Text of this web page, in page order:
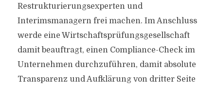
Restrukturierungsexperten und
Interimsmanagern frei machen. Im Anschluss
werde eine Wirtschaftsprüfungsgesellschaft
damit beauftragt, einen Compliance-Check im
Unternehmen durchzuführen, damit absolute
Transparenz und Aufklärung von dritter Seite